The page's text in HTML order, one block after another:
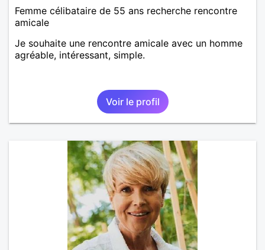
Femme célibataire de 55 ans recherche rencontre
amicale
Je souhaite une rencontre amicale avec un homme
agréable, intéressant, simple.
Voir le profil